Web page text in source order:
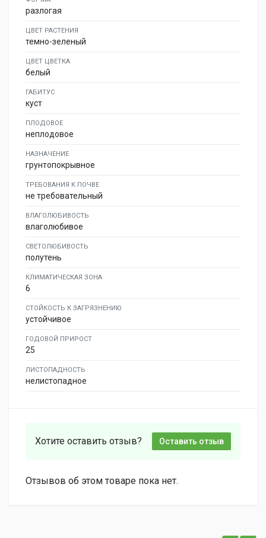
разлогая
ЦВЕТ РАСТЕНИЯ
темно-зеленый
ЦВЕТ ЦВЕТКА
белый
ГАБИТУС
куст
ПЛОДОВОЕ
неплодовое
НАЗНАЧЕНИЕ
грунтопокрывное
ТРЕБОВАНИЯ К ПОЧВЕ
не требовательный
ВЛАГОЛЮБИВОСТЬ
влаголюбивое
СВЕТОЛЮБИВОСТЬ
полутень
КЛИМАТИЧЕСКАЯ ЗОНА
6
СТОЙКОСТЬ К ЗАГРЯЗНЕНИЮ
устойчивое
ГОДОВОЙ ПРИРОСТ
25
ЛИСТОПАДНОСТЬ
нелистопадное
Хотите оставить отзыв? Оставить отзыв
Отзывов об этом товаре пока нет.